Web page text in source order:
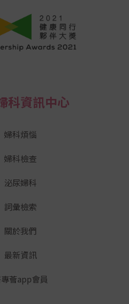
科資訊中心
婦科煩惱
婦科檢查
泌尿婦科
詞彙檢索
關於我們
最新資訊
薈app會員